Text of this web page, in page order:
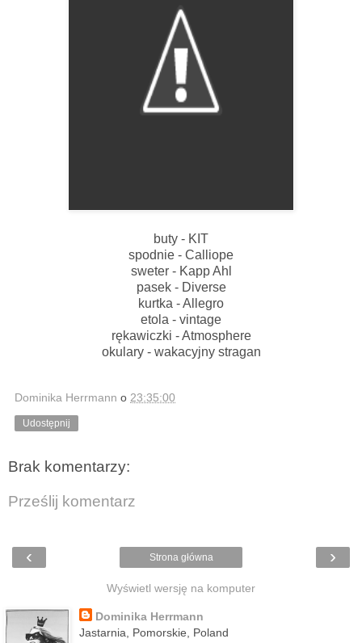
buty - KIT
spodnie - Calliope
sweter - Kapp Ahl
pasek - Diverse
kurtka - Allegro
etola - vintage
rękawiczki - Atmosphere
okulary - wakacyjny stragan
Dominika Herrmann o 23:35:00
Udostępnij
Brak komentarzy:
Prześlij komentarz
‹ ›
Strona główna
Wyświetl wersję na komputer
Dominika Herrmann
Jastarnia, Pomorskie, Poland